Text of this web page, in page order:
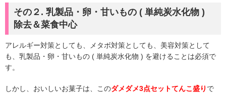
その２. 乳製品・卵・甘いもの ( 単純炭水化物 )
除去＆菜食中心
アレルギー対策としても、メタボ対策としても、美容対策として
も、乳製品・卵・甘いもの ( 単純炭水化物 ) を避けることは必須で
す。
しかし、おいしいお菓子は、このダメダメ3点セットてんこ盛り で